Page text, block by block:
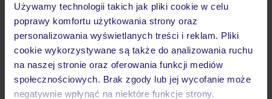
Używamy technologii takich jak pliki cookie w celu
poprawy komfortu użytkowania strony oraz
personalizowania wyświetlanych treści i reklam. Pliki
cookie wykorzystywane są także do analizowania ruchu
na naszej stronie oraz oferowania funkcji mediów
społecznościowych. Brak zgody lub jej wycofanie może
negatywnie wpłynąć na niektóre funkcje strony.
Hotel
Opinie